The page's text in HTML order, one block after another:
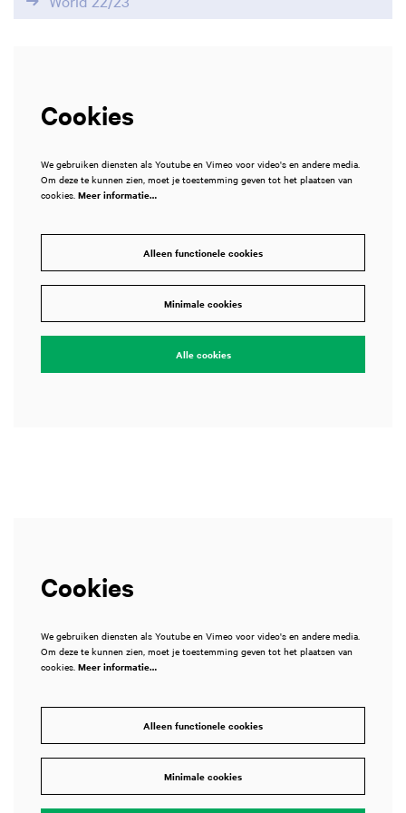
Cookies
We gebruiken diensten als Youtube en Vimeo voor video's en andere media.
Om deze te kunnen zien, moet je toestemming geven tot het plaatsen van
cookies. Meer informatie…
Alleen functionele cookies
Minimale cookies
Alle cookies
Cookies
We gebruiken diensten als Youtube en Vimeo voor video's en andere media.
Om deze te kunnen zien, moet je toestemming geven tot het plaatsen van
cookies. Meer informatie…
Alleen functionele cookies
Minimale cookies